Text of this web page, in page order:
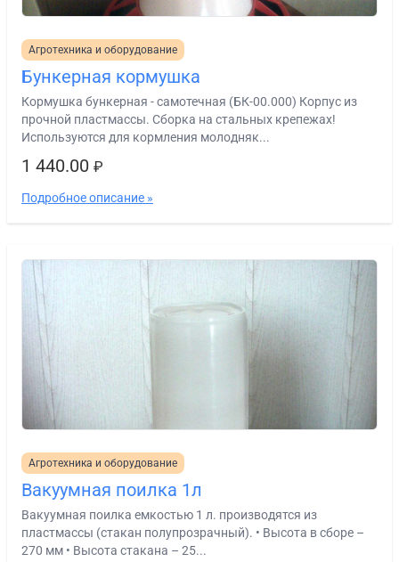
Агротехника и оборудование
Бункерная кормушка
Кормушка бункерная - самотечная (БК-00.000) Корпус из
прочной пластмассы. Сборка на стальных крепежах!
Используются для кормления молодняк...
1 440.00 ₽
Подробное описание »
Агротехника и оборудование
Вакуумная поилка 1л
Вакуумная поилка емкостью 1 л. производятся из
пластмассы (стакан полупрозрачный). • Высота в сборе –
270 мм • Высота стакана – 25...